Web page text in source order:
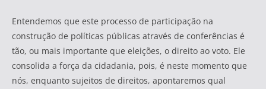
Entendemos que este processo de participação na
construção de políticas públicas através de conferências é
tão, ou mais importante que eleições, o direito ao voto. Ele
consolida a força da cidadania, pois, é neste momento que
nós, enquanto sujeitos de direitos, apontaremos qual